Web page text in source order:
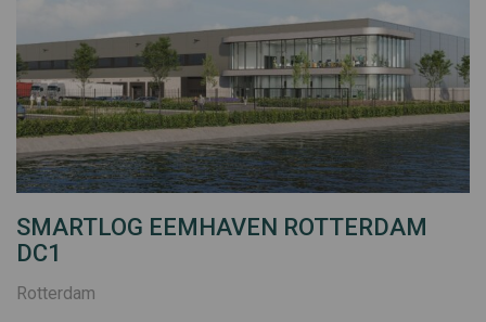
SMARTLOG EEMHAVEN ROTTERDAM
DC1
Rotterdam